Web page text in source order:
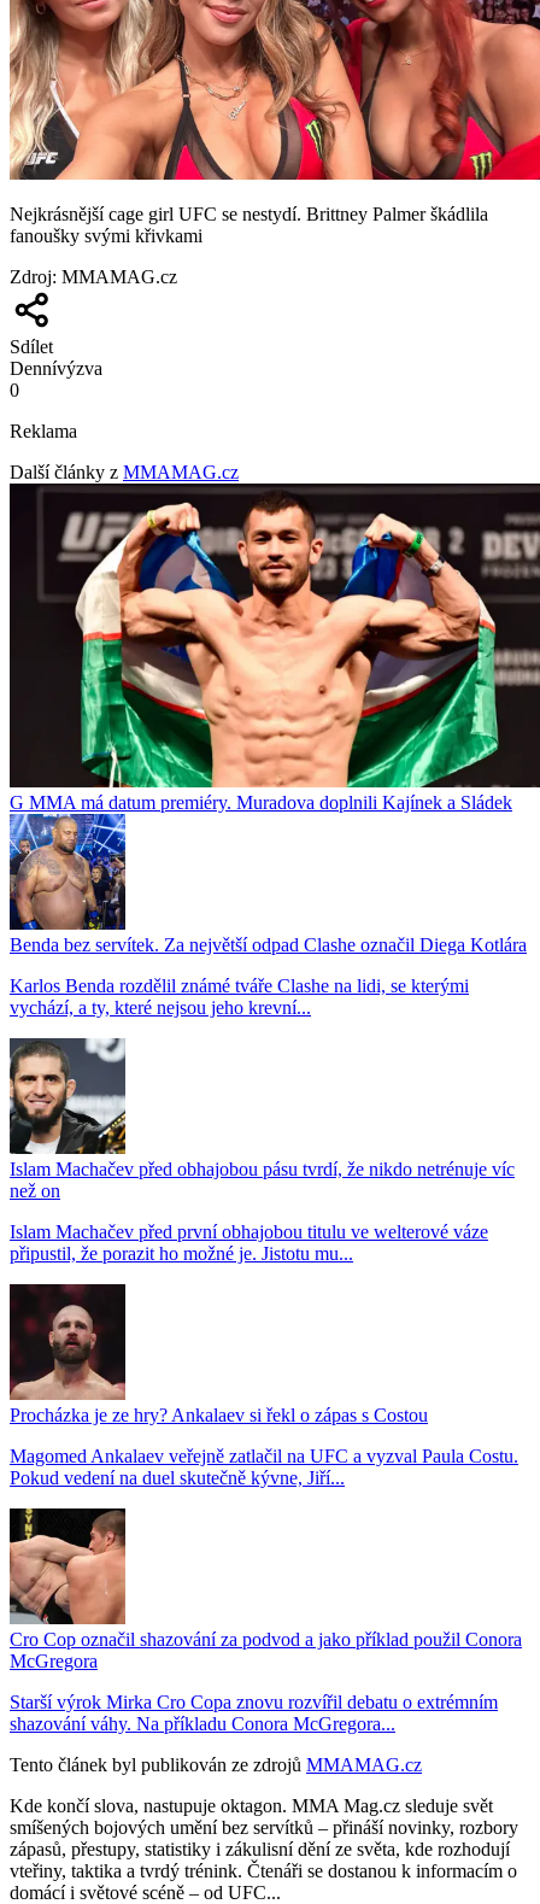
Nejkrásnější cage girl UFC se nestydí. Brittney Palmer škádlila
fanoušky svými křivkami
Zdroj: MMAMAG.cz
Sdílet
Dennívýzva
0
Reklama
Další články z MMAMAG.cz
G MMA má datum premiéry. Muradova doplnili Kajínek a Sládek
Benda bez servítek. Za největší odpad Clashe označil Diega Kotlára
Karlos Benda rozdělil známé tváře Clashe na lidi, se kterými
vychází, a ty, které nejsou jeho krevní...
Islam Machačev před obhajobou pásu tvrdí, že nikdo netrénuje víc
než on
Islam Machačev před první obhajobou titulu ve welterové váze
připustil, že porazit ho možné je. Jistotu mu...
Procházka je ze hry? Ankalaev si řekl o zápas s Costou
Magomed Ankalaev veřejně zatlačil na UFC a vyzval Paula Costu.
Pokud vedení na duel skutečně kývne, Jiří...
Cro Cop označil shazování za podvod a jako příklad použil Conora
McGregora
Starší výrok Mirka Cro Copa znovu rozvířil debatu o extrémním
shazování váhy. Na příkladu Conora McGregora...
Tento článek byl publikován ze zdrojů MMAMAG.cz
Kde končí slova, nastupuje oktagon. MMA Mag.cz sleduje svět
smíšených bojových umění bez servítků – přináší novinky, rozbory
zápasů, přestupy, statistiky i zákulisní dění ze světa, kde rozhodují
vteřiny, taktika a tvrdý trénink. Čtenáři se dostanou k informacím o
domácí i světové scéně – od UFC...